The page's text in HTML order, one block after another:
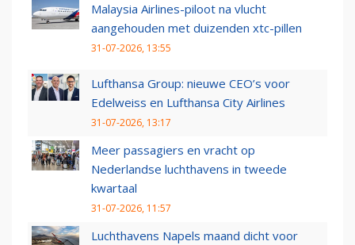
Malaysia Airlines-piloot na vlucht
aangehouden met duizenden xtc-pillen
31-07-2026, 13:55
Lufthansa Group: nieuwe CEO’s voor
Edelweiss en Lufthansa City Airlines
31-07-2026, 13:17
Meer passagiers en vracht op
Nederlandse luchthavens in tweede
kwartaal
31-07-2026, 11:57
Luchthavens Napels maand dicht voor